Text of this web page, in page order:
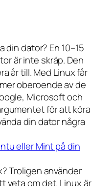
din dator? En 10–15
är inte skräp. Den
år till. Med Linux får
oberoende av de
Microsoft och
för att köra
din dator några
eller Mint på din
Troligen använder
veta om det. Linux är